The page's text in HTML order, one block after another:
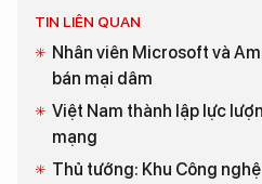
TIN LIÊN QUAN
Nhân viên Microsoft và
bán mại dâm
Việt Nam thành lập lực
mạng
Thủ tướng: Khu Công